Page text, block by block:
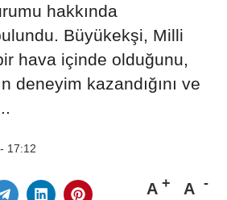
hakkında
Büyükekşi, Milli
hava içinde olduğunu,
deneyim kazandığını ve
17:12
A A